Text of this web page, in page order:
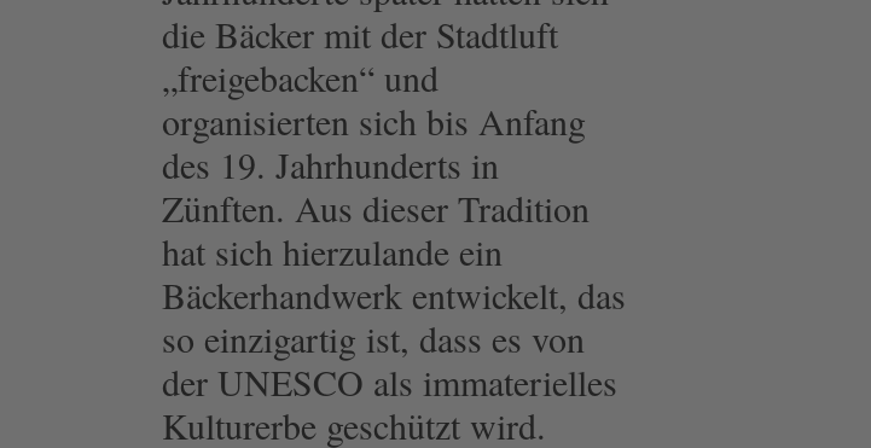
die Bäcker mit der Stadtluft
„freigebacken“ und
organisierten sich bis Anfang
des 19. Jahrhunderts in
Zünften. Aus dieser Tradition
hat sich hierzulande ein
Bäckerhandwerk entwickelt, das
so einzigartig ist, dass es von
der UNESCO als immaterielles
Kulturerbe geschützt wird.